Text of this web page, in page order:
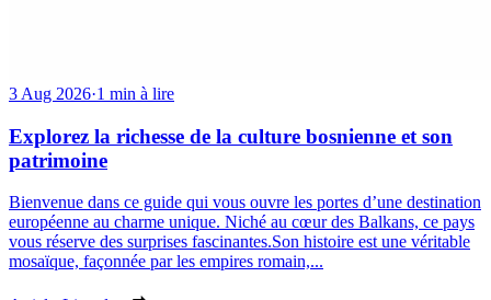
3 Aug 2026·1 min à lire
Explorez la richesse de la culture bosnienne et son
patrimoine
Bienvenue dans ce guide qui vous ouvre les portes d’une destination
européenne au charme unique. Niché au cœur des Balkans, ce pays
vous réserve des surprises fascinantes.Son histoire est une véritable
mosaïque, façonnée par les empires romain,...